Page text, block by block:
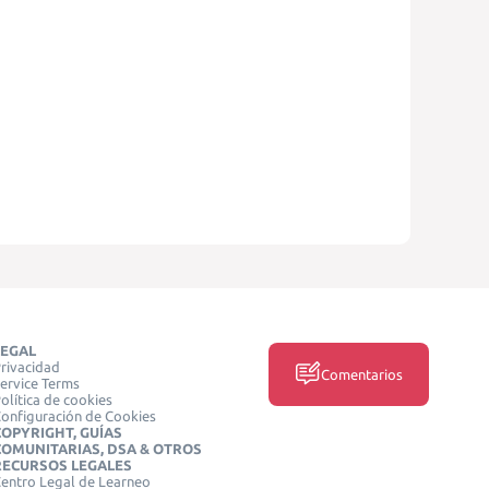
Terms
de cookies
de Cookies
GUÍAS
DSA & OTROS
LEGALES
Legal de Learneo
Comentarios